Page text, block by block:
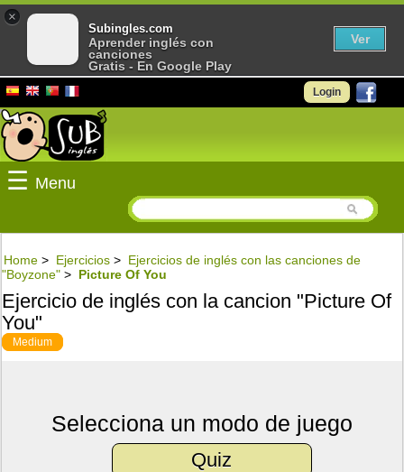
Login
☰ Menu
Home > Ejercicios > Ejercicios de inglés con las canciones de
"Boyzone" > Picture Of You
Ejercicio de inglés con la cancion "Picture Of
You"
Medium
Selecciona un modo de juego
Quiz
×
Subingles.com
Aprender inglés con
canciones
Gratis - En Google Play
Ver